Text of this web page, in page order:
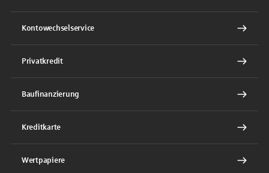
Kontowechselservice
Privatkredit
Baufinanzierung
Kreditkarte
Wertpapiere